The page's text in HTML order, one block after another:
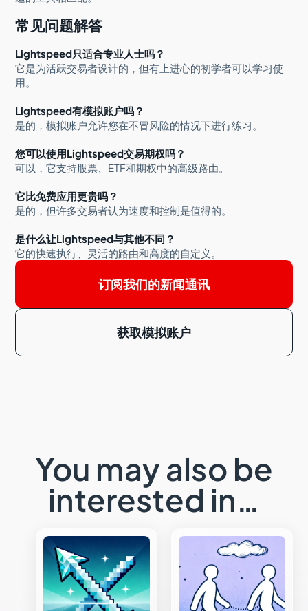
常见问题解答
Lightspeed只适合专业人士吗？
它是为活跃交易者设计的，但有上进心的初学者可以学习使
用。
Lightspeed有模拟账户吗？
是的，模拟账户允许您在不冒风险的情况下进行练习。
您可以使用Lightspeed交易期权吗？
可以，它支持股票、ETF和期权中的高级路由。
它比免费应用更贵吗？
是的，但许多交易者认为速度和控制是值得的。
是什么让Lightspeed与其他不同？
它的快速执行、灵活的路由和高度的自定义。
订阅我们的新闻通讯
获取模拟账户
You may also be
interested in…